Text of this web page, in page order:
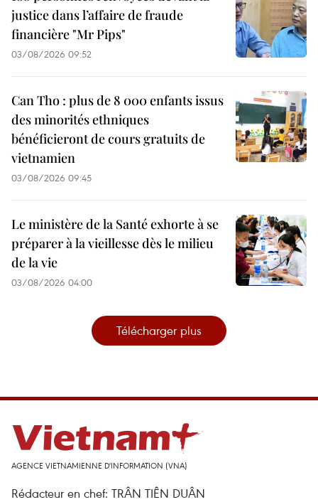
justice dans l’affaire de fraude
financière "Mr Pips"
03/08/2026 09:52
Can Tho : plus de 8 000 enfants issus
des minorités ethniques
bénéficieront de cours gratuits de
vietnamien
03/08/2026 09:45
Le ministère de la Santé exhorte à se
préparer à la vieillesse dès le milieu
de la vie
03/08/2026 04:00
Télécharger plus
AGENCE VIETNAMIENNE D'INFORMATION (VNA)
Rédacteur en chef: TRÂN TIÊN DUÂN